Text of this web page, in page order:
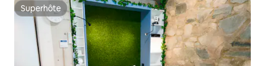
Superhôte
Superhôte